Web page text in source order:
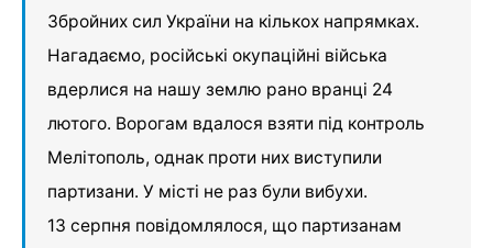
Збройних сил України на кількох напрямках.
Нагадаємо, російські окупаційні війська
вдерлися на нашу землю рано вранці 24
лютого. Ворогам вдалося взяти під контроль
Мелітополь, однак проти них виступили
партизани. У місті не раз були вибухи.
13 серпня повідомлялося, що партизанам